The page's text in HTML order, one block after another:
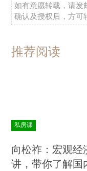
如有意愿转载，请发
确认及授权后，方可
推荐阅读
私房课
向松祚：宏观经
讲，带你了解国